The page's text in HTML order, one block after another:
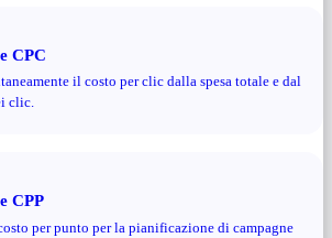
CPC
il costo per clic dalla spesa totale e dal
clic.
CPP
per punto per la pianificazione di campagne